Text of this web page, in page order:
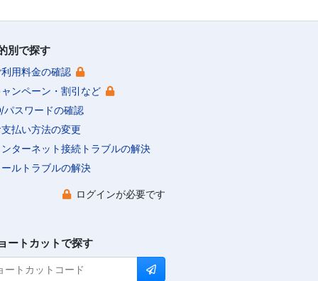
別で探す
用料金の確認
ンペーン・割引など
パスワードの確認
払い方法の変更
ターネット接続トラブルの解決
ルトラブルの解決
ログインが必要です
ートカットで探す